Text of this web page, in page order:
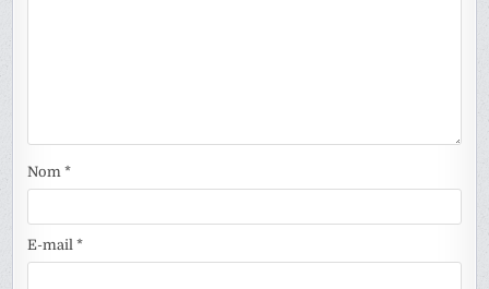
Nom*
E-mail*